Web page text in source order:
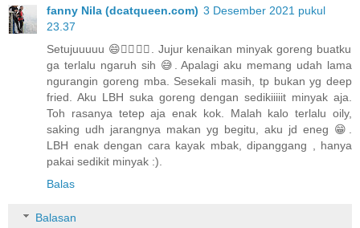
fanny Nila (dcatqueen.com) 3 Desember 2021 pukul
23.37
Setujuuuuu 😄👍🏿👍🏿. Jujur kenaikan minyak goreng buatku
ga terlalu ngaruh sih 😅. Apalagi aku memang udah lama
ngurangin goreng mba. Sesekali masih, tp bukan yg deep
fried. Aku LBH suka goreng dengan sedikiiiiit minyak aja.
Toh rasanya tetep aja enak kok. Malah kalo terlalu oily,
saking udh jarangnya makan yg begitu, aku jd eneg 😁.
LBH enak dengan cara kayak mbak, dipanggang , hanya
pakai sedikit minyak :).
Balas
Balasan